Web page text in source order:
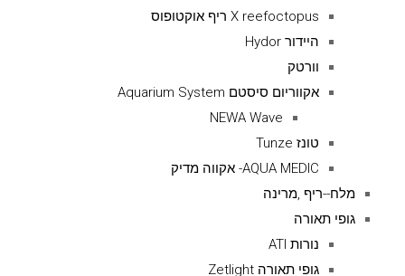
X reefoctopus ריף אוקטופוס
היידור Hydor
וורטק
אקווריום סיסטם Aquarium System
NEWA Wave
טונז Tunze
AQUA MEDIC- אקווה מדיק
מלח--ריף ,מרינה
גופי תאורה
נורות ATI
גופי תאורה Zetlight